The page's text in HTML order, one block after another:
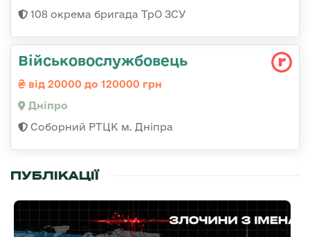
108 окрема бригада ТрО ЗСУ
Військовослужбовець
від 20000 до 120000 грн
Дніпро
Соборний РТЦК м. Дніпра
ПУБЛІКАЦІЇ